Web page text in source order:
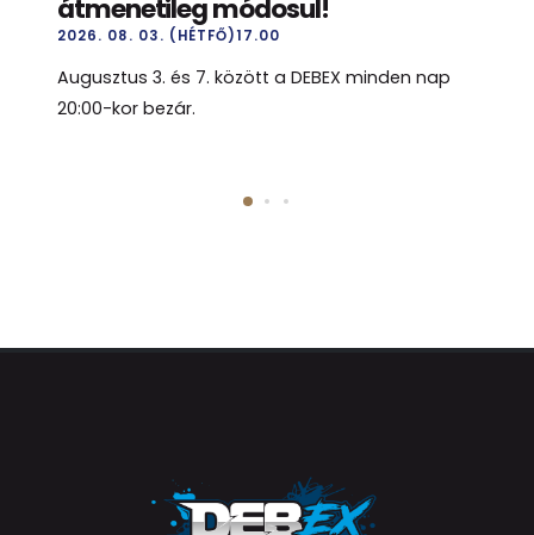
átmenetileg módosul!
2026. 08. 03. (HÉTFŐ)17.00
Augusztus 3. és 7. között a DEBEX minden nap
20:00-kor bezár.